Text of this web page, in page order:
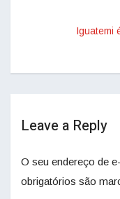
Iguatemi
Leave a Reply
O seu endereço de
obrigatórios são